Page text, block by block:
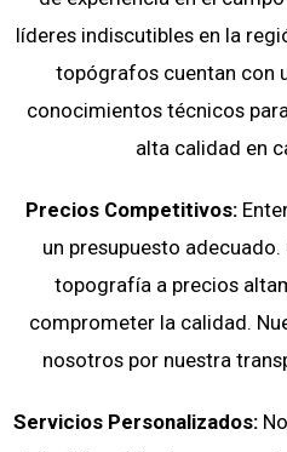
líderes indiscutibles en la
topógrafos cuentan con
conocimientos técnicos
alta calidad en
Precios Competitivos:
un presupuesto
topografía a precios
comprometer la calidad.
nosotros por nuestra
Servicios Personalizados: